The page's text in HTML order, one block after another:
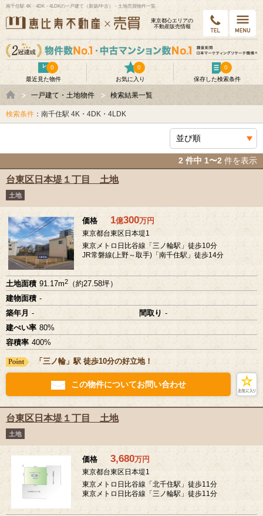
南千住駅 4K・4DK・4LDKの一戸建て（新築/中古）・土地売買物件一覧
東京都⼼エリアの
不動産販売情報
最近見た物件
0
お気に入り
0
保存した検索条件
0
一戸建て・土地物件 検索結果一覧
検索条件 ：南千住駅 4K・4DK・4LDK
2 件中 1〜2 件を表示
台東区日本堤１丁目 土地
土地
価格 1億300万円
東京都台東区日本堤1
東京メトロ日比谷線「三ノ輪駅」徒歩10分
JR常磐線(上野～取手)「南千住駅」徒歩14分
土地面積 91.17m2
（約27.58坪）
建物面積 -
築年月 - 間取り -
建ぺい率 80%
容積率 400%
「三ノ輪」駅 徒歩10分の好立地！
この物件についてお問い合わせ
台東区日本堤１丁目 土地
土地
価格 3,680万円
東京都台東区日本堤1
東京メトロ日比谷線「北千住駅」徒歩11分
東京メトロ日比谷線「三ノ輪駅」徒歩11分